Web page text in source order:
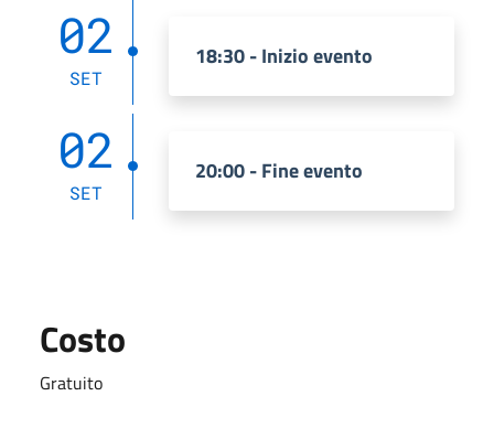
02
SET
18:30 - Inizio evento
02
SET
20:00 - Fine evento
Costo
Gratuito